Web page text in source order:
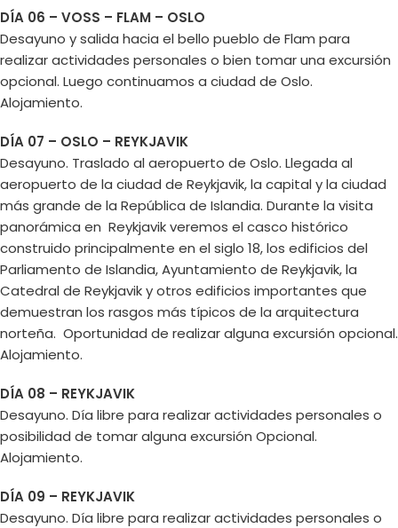
DÍA 06 – VOSS – FLAM – OSLO
Desayuno y salida hacia el bello pueblo de Flam para
realizar actividades personales o bien tomar una excursión
opcional. Luego continuamos a ciudad de Oslo.
Alojamiento.
DÍA 07 – OSLO – REYKJAVIK
Desayuno. Traslado al aeropuerto de Oslo. Llegada al
aeropuerto de la ciudad de Reykjavik, la capital y la ciudad
más grande de la República de Islandia. Durante la visita
panorámica en Reykjavik veremos el casco histórico
construido principalmente en el siglo 18, los edificios del
Parliamento de Islandia, Ayuntamiento de Reykjavik, la
Catedral de Reykjavik y otros edificios importantes que
demuestran los rasgos más típicos de la arquitectura
norteña. Oportunidad de realizar alguna excursión opcional.
Alojamiento.
DÍA 08 – REYKJAVIK
Desayuno. Día libre para realizar actividades personales o
posibilidad de tomar alguna excursión Opcional.
Alojamiento.
DÍA 09 – REYKJAVIK
Desayuno. Día libre para realizar actividades personales o